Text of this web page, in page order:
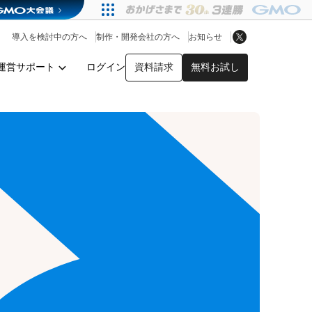
営サポート ログイン 資料請求 無料お試し
導入を検討中の方へ 制作・開発会社の方へ お知らせ
アプリストア